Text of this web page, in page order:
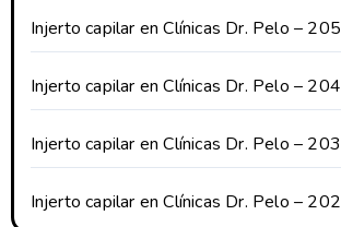
Injerto capilar en Clínicas Dr. Pelo – 205
Injerto capilar en Clínicas Dr. Pelo – 204
Injerto capilar en Clínicas Dr. Pelo – 203
Injerto capilar en Clínicas Dr. Pelo – 202